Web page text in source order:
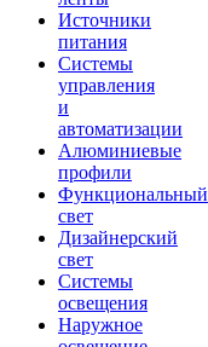
Источники
питания
Системы
управления
и
автоматизации
Алюминиевые
профили
Функциональный
свет
Дизайнерский
свет
Системы
освещения
Наружное